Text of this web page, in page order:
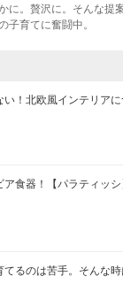
に。贅沢に。そんな提
子育てに奮闘中。
！北欧風インテリアに
ア食器！【パラティッ
てるのは苦手。そんな